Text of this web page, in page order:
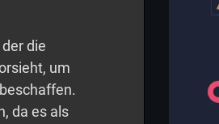
die
um
da es als